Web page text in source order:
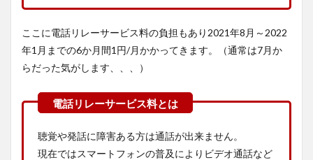
ここに電話リレーサービス料の負担もあり2021年8月～2022
年1月までの6か月間1円/月かかってきます。（通常は7月か
らだった気がします、、、）
聴覚や発話に障害ある方は通話が出来ません。
現在ではスマートフォンの普及によりビデオ通話など